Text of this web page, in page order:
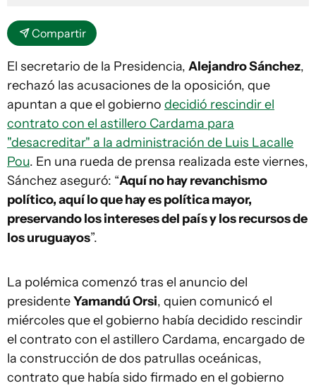
Compartir
El secretario de la Presidencia, Alejandro Sánchez,
rechazó las acusaciones de la oposición, que
apuntan a que el gobierno decidió rescindir el
contrato con el astillero Cardama para
"desacreditar" a la administración de Luis Lacalle
Pou. En una rueda de prensa realizada este viernes,
Sánchez aseguró: “Aquí no hay revanchismo
político, aquí lo que hay es política mayor,
preservando los intereses del país y los recursos de
los uruguayos”.
La polémica comenzó tras el anuncio del
presidenteYamandú Orsi, quien comunicó el
miércoles que el gobierno había decidido rescindir
el contrato con el astillero Cardama, encargado de
la construcción de dos patrullas oceánicas,
contrato que había sido firmado en el gobierno